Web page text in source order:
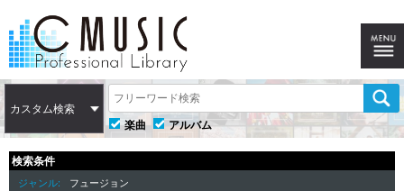
カスタム検索
楽曲
アルバム
検索条件
ジャンル
フュージョン